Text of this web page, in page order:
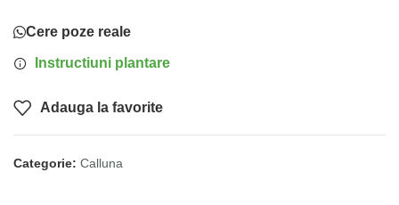
Cere poze reale
Instructiuni plantare
Adauga la favorite
Categorie: Calluna